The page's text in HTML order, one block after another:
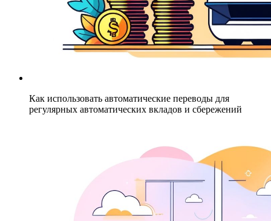
Как использовать автоматические переводы для
регулярных автоматических вкладов и сбережений